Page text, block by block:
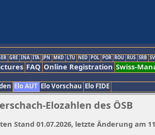
GRE INA ITA JPN MKD LTU NED POL POR ROU RUS SRB
FAQ Online Registration Swiss-
Elo AUT Elo Vorschau Elo FIDE
Elozahlen des ÖSB
Stand 01.07.2026, letzte Änderung am